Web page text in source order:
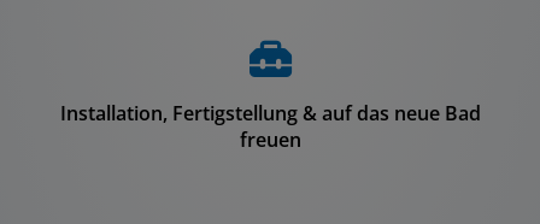
Installation, Fertigstellung & auf das neue Bad
freuen